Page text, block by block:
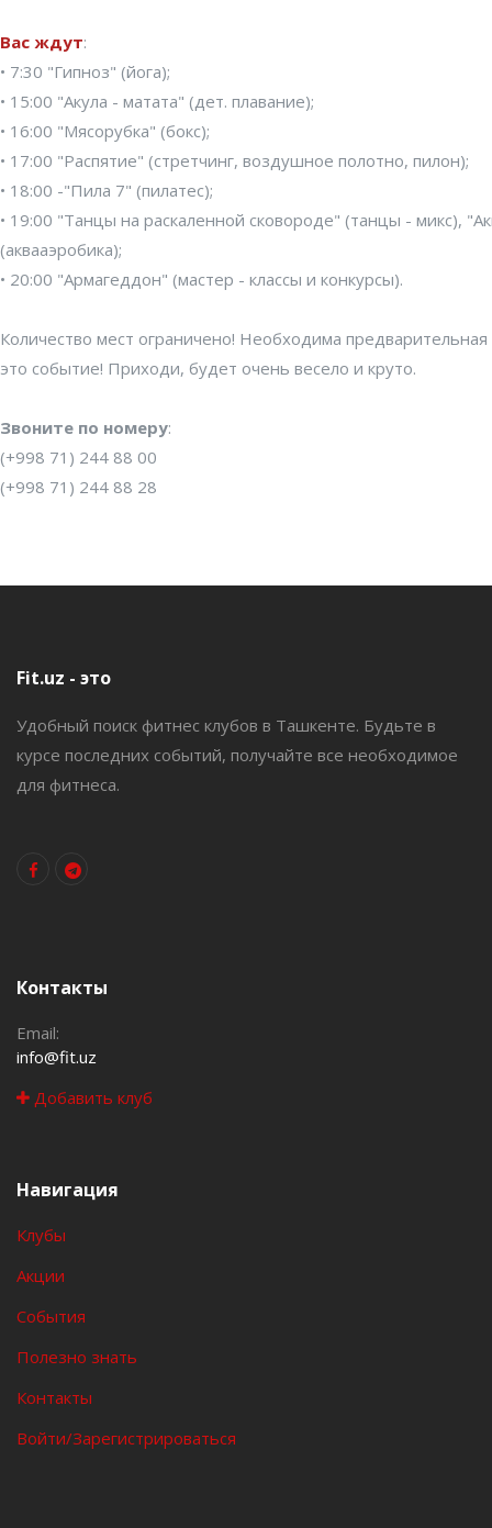
Вас ждут:
• 7:30 "Гипноз" (йога);
• 15:00 "Акула - матата" (дет. плавание);
• 16:00 "Мясорубка" (бокс);
• 17:00 "Распятие" (стретчинг, воздушное полотно, пилон);
• 18:00 -"Пила 7" (пилатес);
• 19:00 "Танцы на раскаленной сковороде" (танцы - микс),
(аквааэробика);
• 20:00 "Армагеддон" (мастер - классы и конкурсы).
Количество мест ограничено! Необходима
это событие! Приходи, будет очень весело и круто.
Звоните по номеру:
(+998 71) 244 88 00
(+998 71) 244 88 28
Fit.uz - это
Удобный поиск фитнес клубов в Ташкенте. Будьте в
курсе последних событий, получайте все необходимое
для фитнеса.
Контакты
Email:
info@fit.uz
Добавить клуб
Навигация
Клубы
Акции
События
Полезно знать
Контакты
Войти/Зарегистрироваться